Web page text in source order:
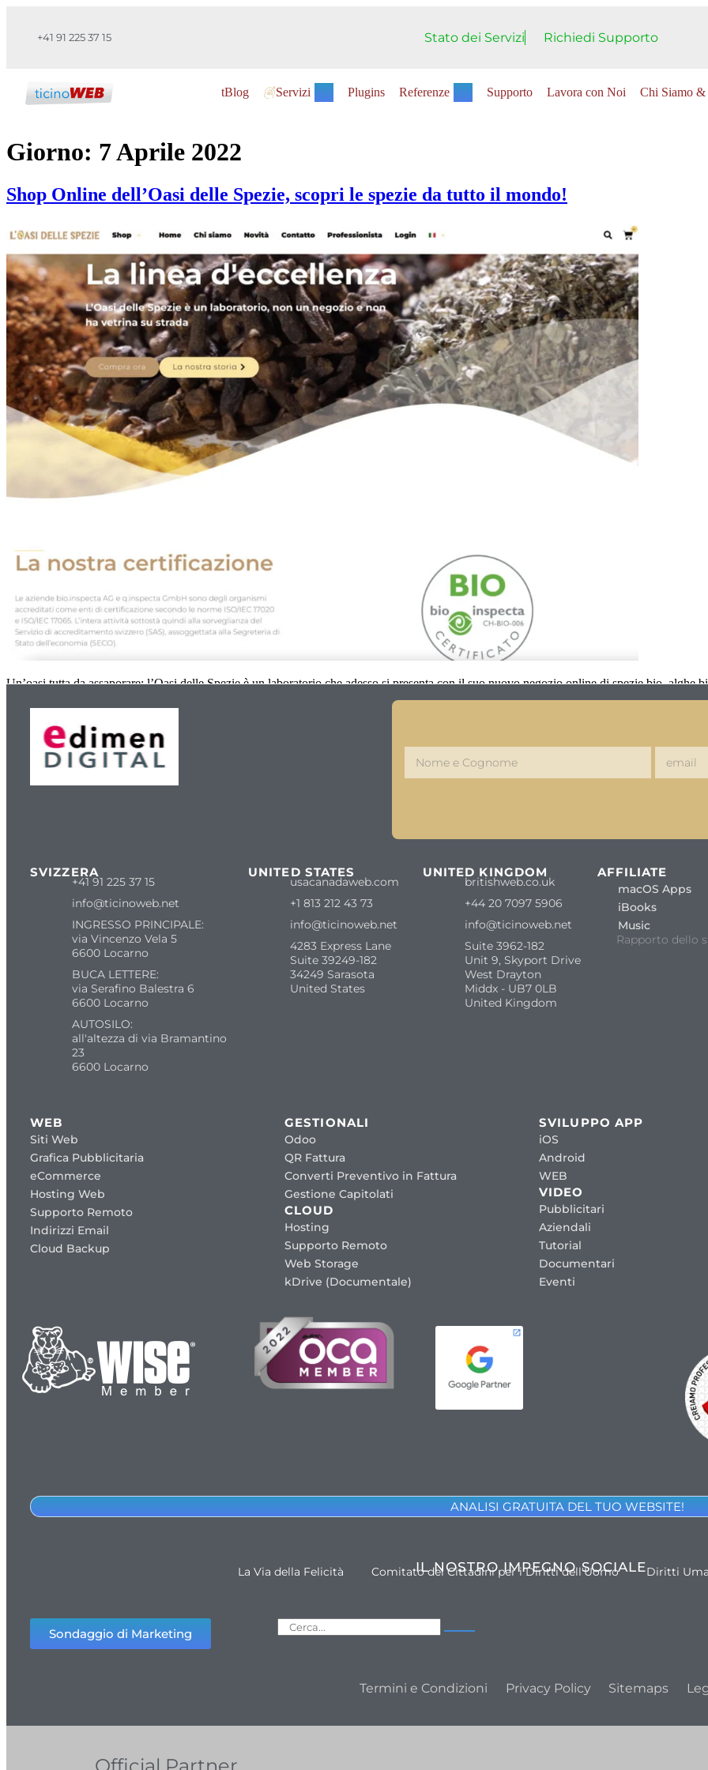
+41 91 225 37 15 Stato dei Servizi Richiedi Supporto
tBlog Servizi Plugins Referenze Supporto Lavora con Noi Chi Siamo &
Giorno: 7 Aprile 2022
Shop Online dell’Oasi delle Spezie, scopri le spezie da tutto il mondo!
Un’oasi tutta da assaporare: l’Oasi delle Spezie è un laboratorio che adesso si presenta con il suo nuovo negozio online di spezie bio, alghe
SVIZZERA
+41 91 225 37 15
info@ticinoweb.net
INGRESSO PRINCIPALE:
via Vincenzo Vela 5
6600 Locarno
BUCA LETTERE:
via Serafino Balestra 6
6600 Locarno
AUTOSILO:
all'altezza di via Bramantino
23
6600 Locarno
UNITED STATES
usacanadaweb.com
+1 813 212 43 73
info@ticinoweb.net
4283 Express Lane
Suite 39249-182
34249 Sarasota
United States
UNITED KINGDOM
britishweb.co.uk
+44 20 7097 5906
info@ticinoweb.net
Suite 3962-182
Unit 9, Skyport Drive
West Drayton
Middx - UB7 0LB
United Kingdom
AFFILIATE
macOS Apps
iBooks
Music
Rapporto dello
WEB
Siti Web
Grafica Pubblicitaria
eCommerce
Hosting Web
Supporto Remoto
Indirizzi Email
Cloud Backup
GESTIONALI
Odoo
QR Fattura
Converti Preventivo in Fattura
Gestione Capitolati
CLOUD
Hosting
Supporto Remoto
Web Storage
kDrive (Documentale)
SVILUPPO APP
iOS
Android
WEB
VIDEO
Pubblicitari
Aziendali
Tutorial
Documentari
Eventi
ANALISI GRATUITA DEL TUO WEBSITE!
IL NOSTRO IMPEGNO SOCIALE
La Via della Felicità Comitato dei Cittadini per i Diritti dell'Uomo Diritti
Sondaggio di Marketing
Termini e Condizioni Privacy Policy Sitemaps
Official Partner